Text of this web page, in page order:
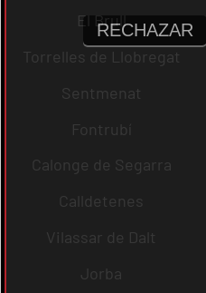
El Brull
Torrelles de Llobregat
Sentmenat
Fontrubí
Calonge de Segarra
Calldetenes
Vilassar de Dalt
Jorba
RECHAZAR